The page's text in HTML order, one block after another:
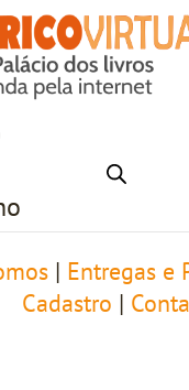
Entregas e
Cadastro